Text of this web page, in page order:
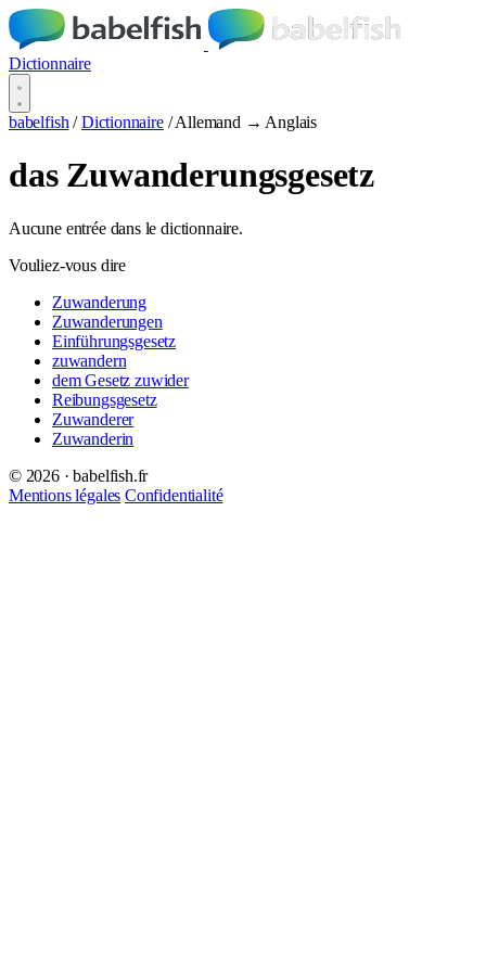
Dictionnaire
babelfish / Dictionnaire / Allemand → Anglais
das Zuwanderungsgesetz
Aucune entrée dans le dictionnaire.
Vouliez-vous dire
Zuwanderung
Zuwanderungen
Einführungsgesetz
zuwandern
dem Gesetz zuwider
Reibungsgesetz
Zuwanderer
Zuwanderin
© 2026 · babelfish.fr
Mentions légales Confidentialité